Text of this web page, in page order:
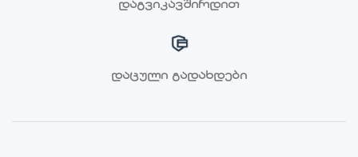
დაგვიკავშირდით
დაცული გადახდები